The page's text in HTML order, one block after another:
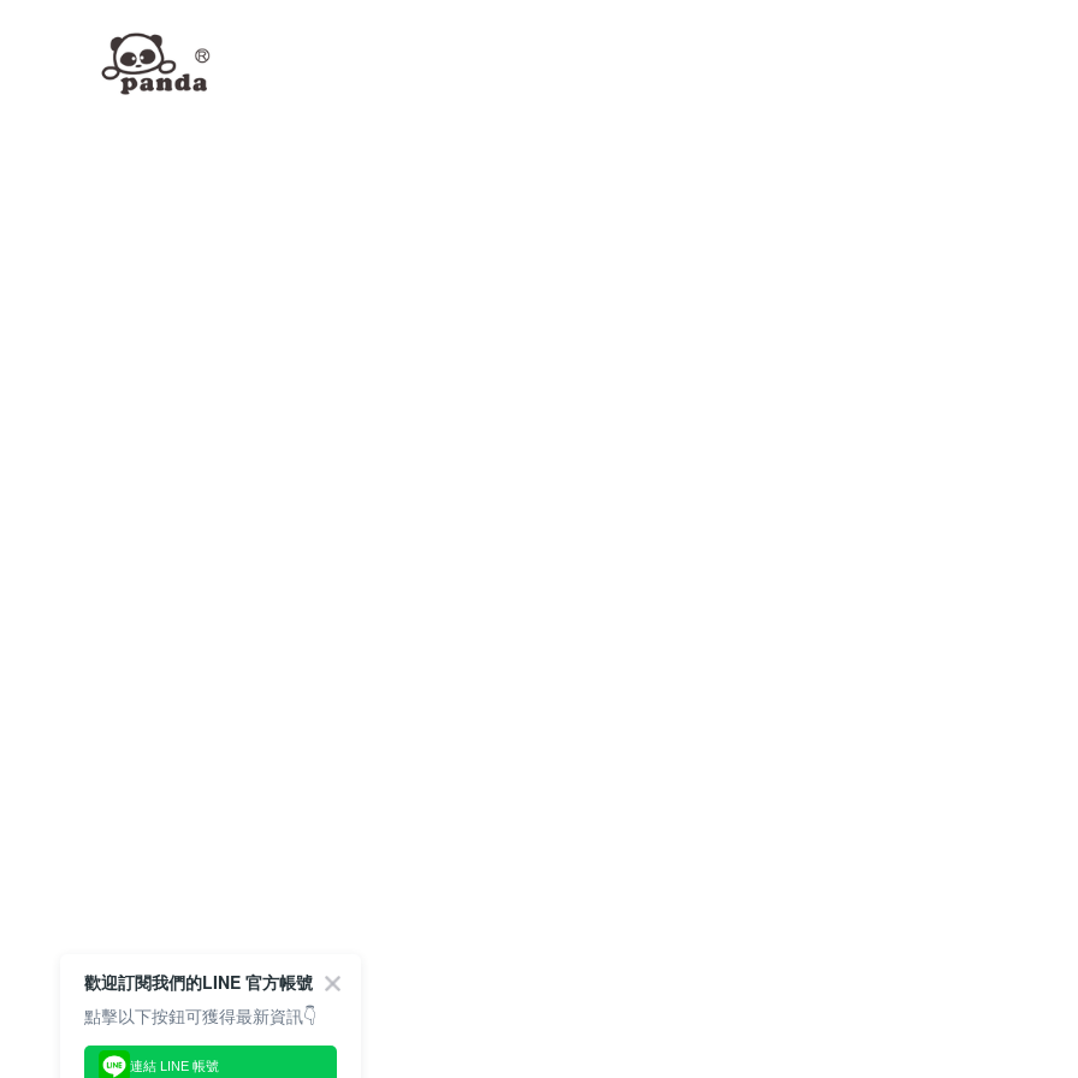
歡迎訂閱我們的LINE 官方帳號
點擊以下按鈕可獲得最新資訊👇
連結 LINE 帳號